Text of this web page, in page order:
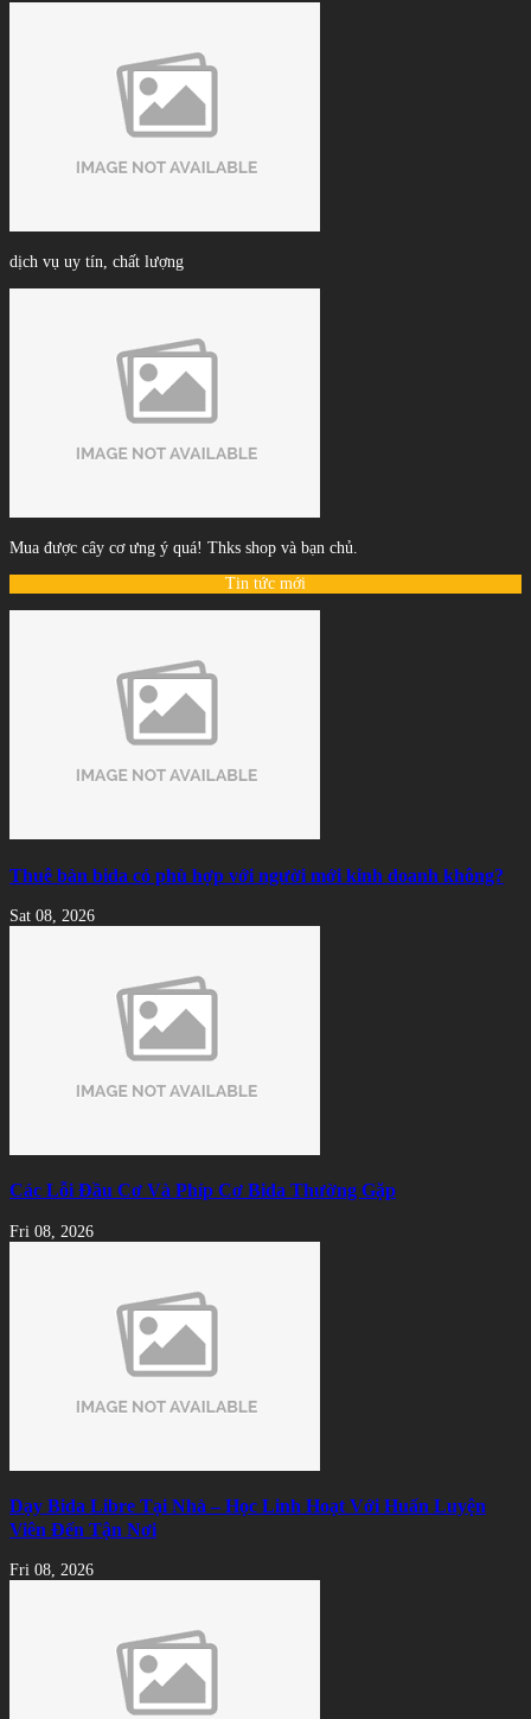
dịch vụ uy tín, chất lượng
Mua được cây cơ ưng ý quá! Thks shop và bạn chủ.
Tin tức mới
Thuê bàn bida có phù hợp với người mới kinh doanh không?
Sat 08, 2026
Các Lỗi Đầu Cơ Và Phíp Cơ Bida Thường Gặp
Fri 08, 2026
Dạy Bida Libre Tại Nhà – Học Linh Hoạt Với Huấn Luyện
Viên Đến Tận Nơi
Fri 08, 2026